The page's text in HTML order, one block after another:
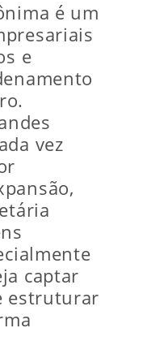
é um
e
vez
captar
estruturar